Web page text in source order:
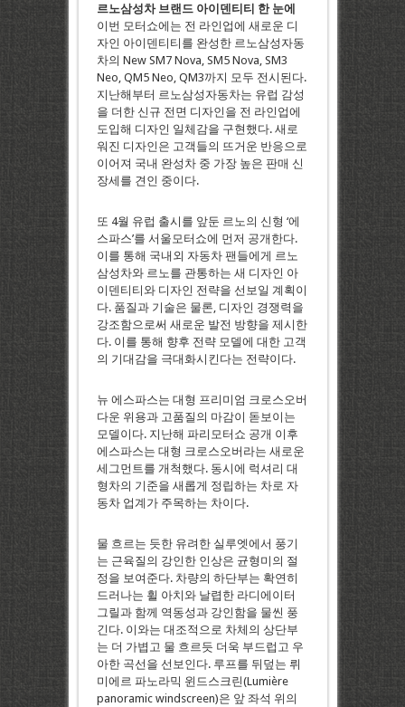
르노삼성차 브랜드 아이덴티티 한 눈에
이번 모터쇼에는 전 라인업에 새로운 디
자인 아이덴티티를 완성한 르노삼성자동
차의 New SM7 Nova, SM5 Nova, SM3
Neo, QM5 Neo, QM3까지 모두 전시된다.
지난해부터 르노삼성자동차는 유럽 감성
을 더한 신규 전면 디자인을 전 라인업에
도입해 디자인 일체감을 구현했다. 새로
워진 디자인은 고객들의 뜨거운 반응으로
이어져 국내 완성차 중 가장 높은 판매 신
장세를 견인 중이다.
또 4월 유럽 출시를 앞둔 르노의 신형 ‘에
스파스’를 서울모터쇼에 먼저 공개한다.
이를 통해 국내외 자동차 팬들에게 르노
삼성차와 르노를 관통하는 새 디자인 아
이덴티티와 디자인 전략을 선보일 계획이
다. 품질과 기술은 물론, 디자인 경쟁력을
강조함으로써 새로운 발전 방향을 제시한
다. 이를 통해 향후 전략 모델에 대한 고객
의 기대감을 극대화시킨다는 전략이다.
뉴 에스파스는 대형 프리미엄 크로스오버
다운 위용과 고품질의 마감이 돋보이는
모델이다. 지난해 파리모터쇼 공개 이후
에스파스는 대형 크로스오버라는 새로운
세그먼트를 개척했다. 동시에 럭셔리 대
형차의 기준을 새롭게 정립하는 차로 자
동차 업계가 주목하는 차이다.
물 흐르는 듯한 유려한 실루엣에서 풍기
는 근육질의 강인한 인상은 균형미의 절
정을 보여준다. 차량의 하단부는 확연히
드러나는 휠 아치와 날렵한 라디에이터
그릴과 함께 역동성과 강인함을 물씬 풍
긴다. 이와는 대조적으로 차체의 상단부
는 더 가볍고 물 흐르듯 더욱 부드럽고 우
아한 곡선을 선보인다. 루프를 뒤덮는 뤼
미에르 파노라믹 윈드스크린(Lumière
panoramic windscreen)은 앞 좌석 위의